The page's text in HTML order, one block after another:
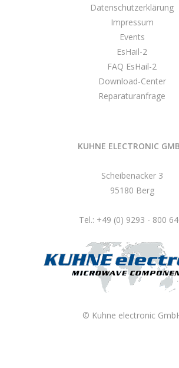
Datenschutzerklärung
Impressum
Events
EsHail-2
FAQ EsHail-2
Download-Center
Reparaturanfrage
KUHNE ELECTRONIC
Scheibenacker 3
95180 Berg
Tel.: +49 (0) 9293 - 800
© Kuhne electronic